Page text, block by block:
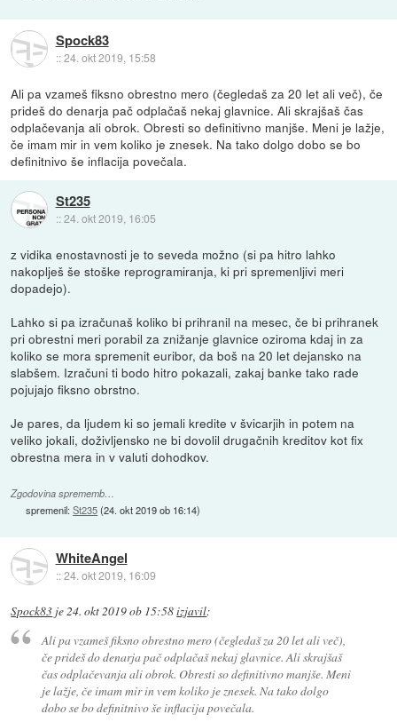
Spock83
::24. okt 2019, 15:58
Ali pa vzameš fiksno obrestno mero (čegledaš za 20 let ali več), če
prideš do denarja pač odplačaš nekaj glavnice. Ali skrajšaš čas
odplačevanja ali obrok. Obresti so definitivno manjše. Meni je lažje,
če imam mir in vem koliko je znesek. Na tako dolgo dobo se bo
definitnivo še inflacija povečala.
St235
::24. okt 2019, 16:05
z vidika enostavnosti je to seveda možno (si pa hitro lahko
nakoplješ še stoške reprogramiranja, ki pri spremenljivi meri
dopadejo).
Lahko si pa izračunaš koliko bi prihranil na mesec, če bi prihranek
pri obrestni meri porabil za znižanje glavnice oziroma kdaj in za
koliko se mora spremenit euribor, da boš na 20 let dejansko na
slabšem. Izračuni ti bodo hitro pokazali, zakaj banke tako rade
pojujajo fiksno obrstno.
Je pares, da ljudem ki so jemali kredite v švicarjih in potem na
veliko jokali, doživljensko ne bi dovolil drugačnih kreditov kot fix
obrestna mera in v valuti dohodkov.
Zgodovina sprememb…
spremenil:St235(24. okt 2019 ob 16:14)
WhiteAngel
::24. okt 2019, 16:09
Spock83 je24. okt 2019 ob 15:58izjavil:
Ali pa vzameš fiksno obrestno mero (čegledaš za 20 let ali več),
če prideš do denarja pač odplačaš nekaj glavnice. Ali skrajšaš
čas odplačevanja ali obrok. Obresti so definitivno manjše. Meni
je lažje, če imam mir in vem koliko je znesek. Na tako dolgo
dobo se bo definitnivo še inflacija povečala.